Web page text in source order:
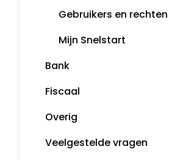
Overzichten
Rapportages
Gebruikers en rechten
Mijn Snelstart
Bank
Bankafschriften inlezen
Betaalopdrachten
Snelstart bankieren app
Fiscaal
Overig
Algemene informatie
Veelgestelde vragen